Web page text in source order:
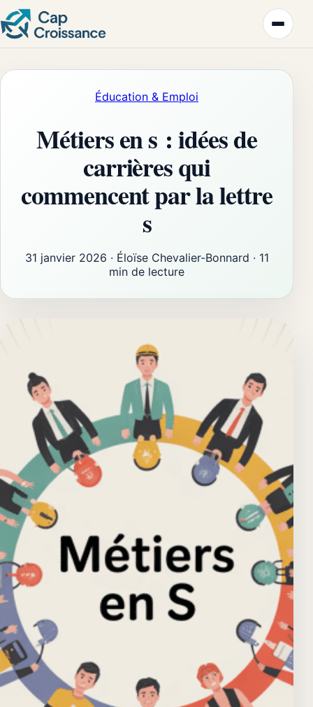
Éducation & Emploi
Métiers en s : idées de
carrières qui
commencent par la lettre
s
31 janvier 2026 · Éloïse Chevalier-Bonnard · 11
min de lecture